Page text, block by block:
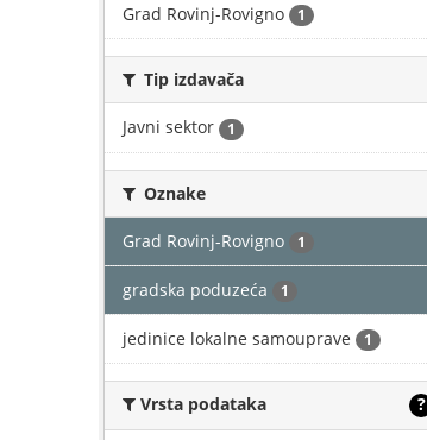
Grad Rovinj-Rovigno 1
Tip izdavača
Javni sektor 1
Oznake
Grad Rovinj-Rovigno 1
gradska poduzeća 1
jedinice lokalne samouprave 1
Vrsta podataka ?